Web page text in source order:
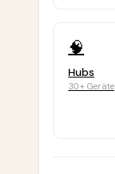
🧠
Hubs
30+ Geräte